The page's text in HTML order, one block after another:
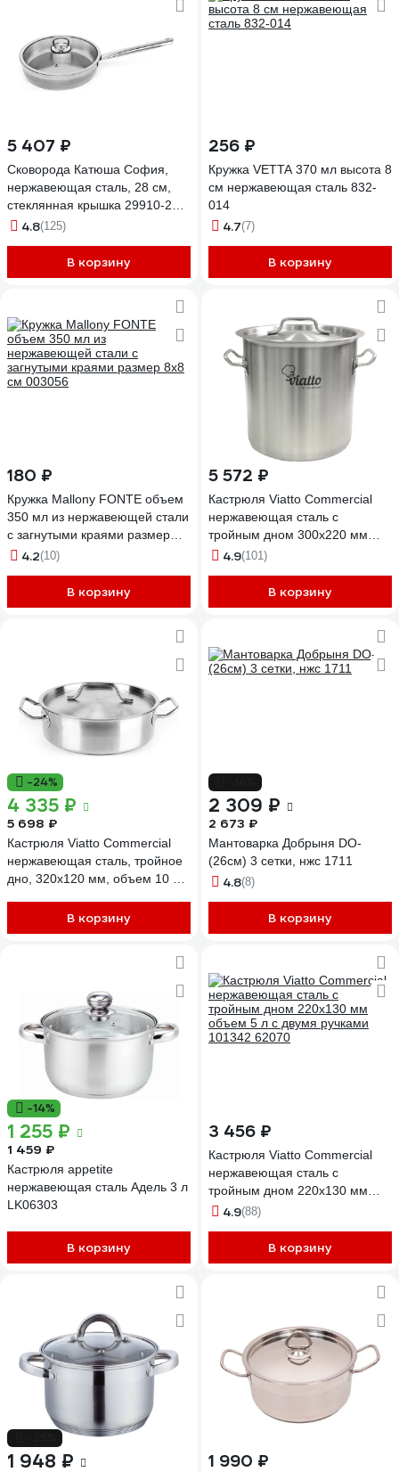
5 407 ₽
Сковорода Катюша София,
нержавеющая сталь, 28 см,
стеклянная крышка 29910-280-
0 4.8(125)
В корзину
256 ₽
Кружка VETTA 370 мл высота 8
см нержавеющая сталь 832-
014
4.7(7)
В корзину
180 ₽
Кружка Mallony FONTE объем
350 мл из нержавеющей стали
с загнутыми краями размер
8x8 см 003056
4.2(10)
В корзину
5 572 ₽
Кастрюля Viatto Commercial
нержавеющая сталь с
тройным дном 300x220 мм
объем 15 л с двумя ручками
4.9(101)
В корзину
-24%
4 335 ₽
5 698 ₽
Кастрюля Viatto Commercial
нержавеющая сталь, тройное
дно, 320x120 мм, объем 10 л,
В корзину
2 309 ₽
2 673 ₽
Мантоварка Добрыня DO-
(26см) 3 сетки, нжс 1711
4.8(8)
В корзину
-14%
1 255 ₽
1 459 ₽
Кастрюля appetite
нержавеющая сталь Адель 3 л
LK06303
В корзину
3 456 ₽
Кастрюля Viatto Commercial
нержавеющая сталь с
тройным дном 220x130 мм
объем 5 л с двумя ручками
4.9(88)
В корзину
1 948 ₽ 1 990 ₽